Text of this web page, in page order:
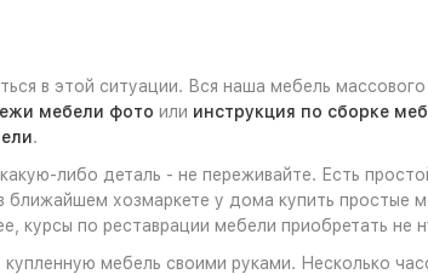
в этой ситуации. Вся наша мебель массового
мебели фото или инструкция по сборке
.
либо деталь - не переживайте. Есть
ближайшем хозмаркете у дома купить простые
курсы по реставрации мебели приобретать не
мебель своими руками. Несколько